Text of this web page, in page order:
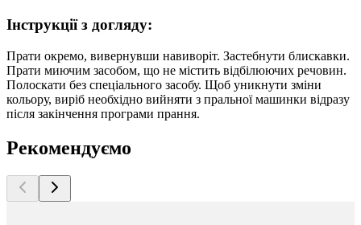
Інструкції з догляду:
Прати окремо, вивернувши навиворіт. Застебнути блискавки.
Прати миючим засобом, що не містить відбілюючих речовин.
Полоскати без спеціального засобу. Щоб уникнути зміни
кольору, виріб необхідно вийняти з пральної машинки відразу
після закінчення програми прання.
Рекомендуємо